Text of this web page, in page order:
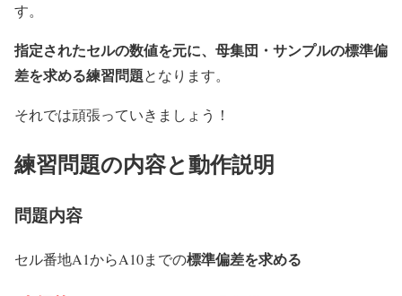
す。
指定されたセルの数値を元に、母集団・サンプルの標準偏
差を求める練習問題となります。
それでは頑張っていきましょう！
練習問題の内容と動作説明
問題内容
セル番地A1からA10までの標準偏差を求める